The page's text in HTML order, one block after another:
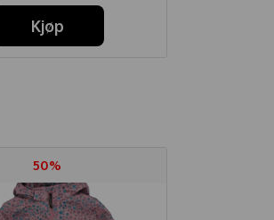
Kjøp
50%